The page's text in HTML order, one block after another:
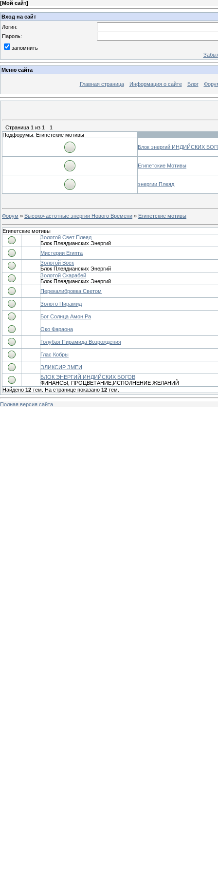
[Мой сайт]
Вход на сайт
Логин:
Пароль:
запомнить
Меню сайта
Главная страница Информация о сайте Блог
Страница 1 из 1
1
Подфорумы: Египетские мотивы
Блок энергий ИНДИЙСКИХ
Египетские Мотивы
энергии Плеяд
Форум » Высокочастотные энергии Нового Времени » Египетские мотивы
Египетские мотивы
Золотой Свет Плеяд
Блок Плеядианских Энергий
Мистерии Египта
Золотой Воск
Блок Плеядианских Энергий
Золотой Скарабей
Блок Плеядианских Энергий
Перекалибровка Светом
Золото Пирамид
Бог Солнца Амон Ра
Око Фараона
Голубая Пирамида Возрождения
Глас Кобры
ЭЛИКСИР ЗМЕИ
БЛОК ЭНЕРГИЙ ИНДИЙСКИХ БОГОВ
ФИНАНСЫ, ПРОЦВЕТАНИЕ,ИСПОЛНЕНИЕ ЖЕЛАНИЙ
Найдено 12 тем. На странице показано 12 тем.
Полная версия сайта